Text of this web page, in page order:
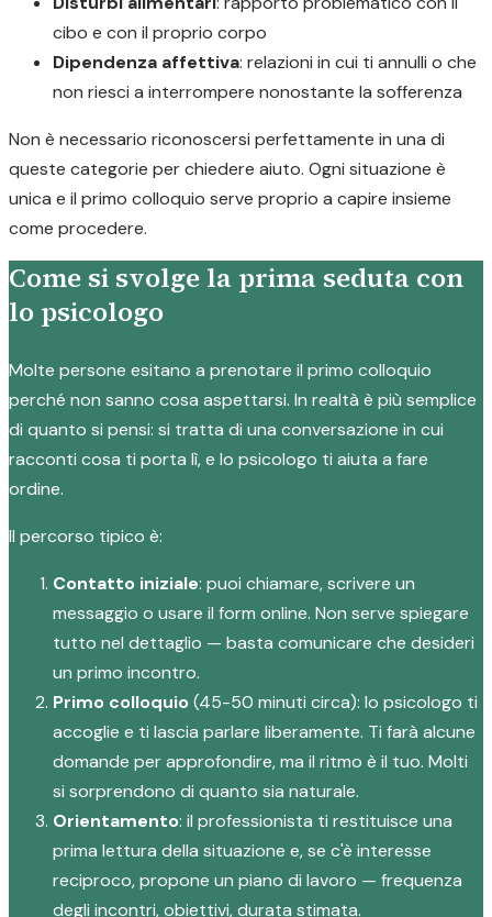
cibo e con il proprio corpo
Dipendenza affettiva: relazioni in cui ti annulli o che
non riesci a interrompere nonostante la sofferenza
Non è necessario riconoscersi perfettamente in una di
queste categorie per chiedere aiuto. Ogni situazione è
unica e il primo colloquio serve proprio a capire insieme
come procedere.
Come si svolge la prima seduta con
lo psicologo
Molte persone esitano a prenotare il primo colloquio
perché non sanno cosa aspettarsi. In realtà è più semplice
di quanto si pensi: si tratta di una conversazione in cui
racconti cosa ti porta lì, e lo psicologo ti aiuta a fare
ordine.
Il percorso tipico è:
Contatto iniziale: puoi chiamare, scrivere un
messaggio o usare il form online. Non serve spiegare
tutto nel dettaglio — basta comunicare che desideri
un primo incontro.
Primo colloquio(45-50 minuti circa): lo psicologo ti
accoglie e ti lascia parlare liberamente. Ti farà alcune
domande per approfondire, ma il ritmo è il tuo. Molti
si sorprendono di quanto sia naturale.
Orientamento: il professionista ti restituisce una
prima lettura della situazione e, se c'è interesse
reciproco, propone un piano di lavoro — frequenza
degli incontri, obiettivi, durata stimata.